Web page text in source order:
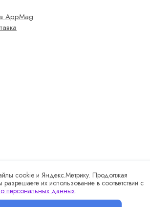
AppMag
cookie и Яндекс.Метрику. Продолжая
разрешаете их использование в соответствии с
персональных данных.